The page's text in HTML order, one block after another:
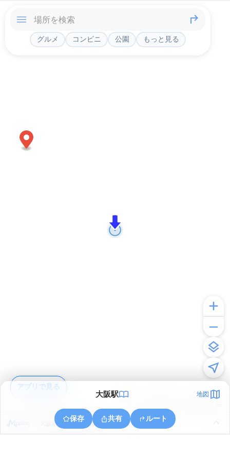
グルメ コンビニ 公園 もっと見る
大阪駅 地図
保存 共有 ルート
大阪府大阪市北区梅田１丁目１１
アプリで見る